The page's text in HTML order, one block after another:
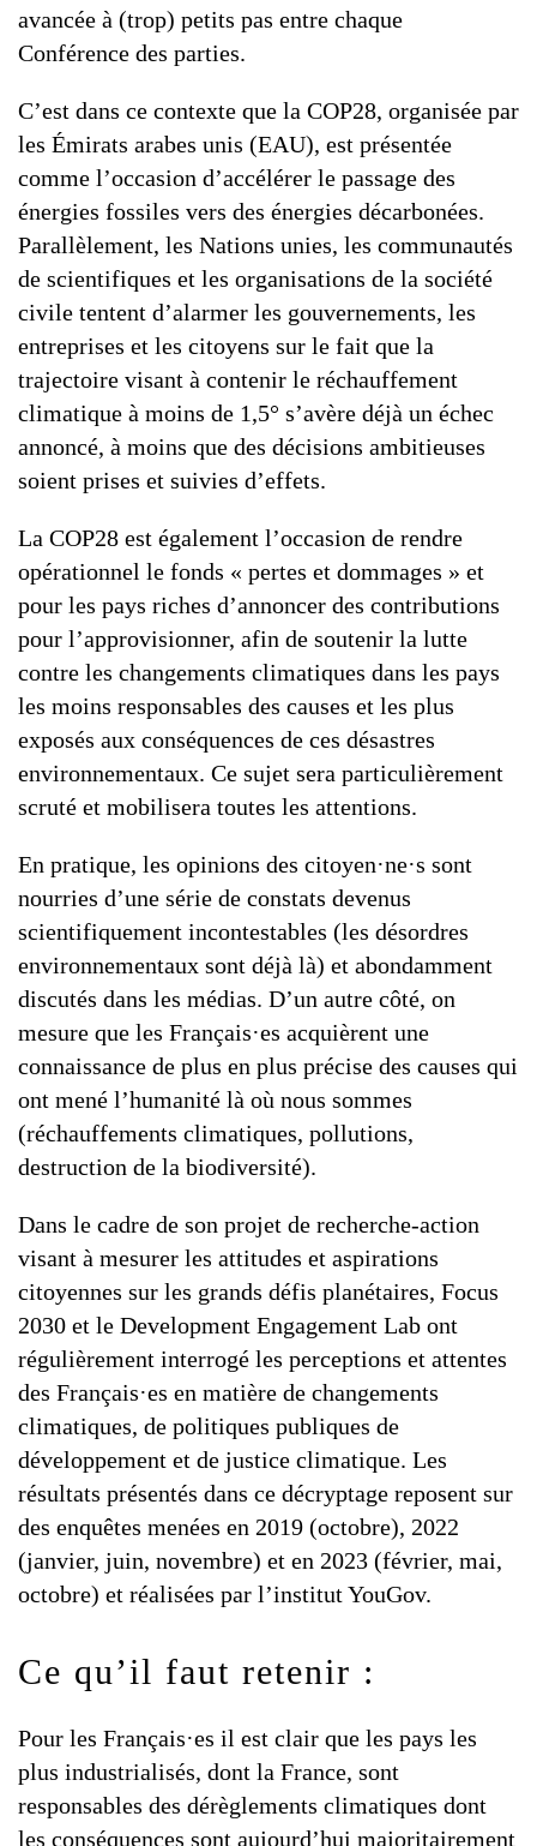
avancée à (trop) petits pas entre chaque
Conférence des parties.
C’est dans ce contexte que la COP28, organisée par
les Émirats arabes unis (EAU), est présentée
comme l’occasion d’accélérer le passage des
énergies fossiles vers des énergies décarbonées.
Parallèlement, les Nations unies, les communautés
de scientifiques et les organisations de la société
civile tentent d’alarmer les gouvernements, les
entreprises et les citoyens sur le fait que la
trajectoire visant à contenir le réchauffement
climatique à moins de 1,5° s’avère déjà un échec
annoncé, à moins que des décisions ambitieuses
soient prises et suivies d’effets.
La COP28 est également l’occasion de rendre
opérationnel le fonds « pertes et dommages » et
pour les pays riches d’annoncer des contributions
pour l’approvisionner, afin de soutenir la lutte
contre les changements climatiques dans les pays
les moins responsables des causes et les plus
exposés aux conséquences de ces désastres
environnementaux. Ce sujet sera particulièrement
scruté et mobilisera toutes les attentions.
En pratique, les opinions des citoyen·ne·s sont
nourries d’une série de constats devenus
scientifiquement incontestables (les désordres
environnementaux sont déjà là) et abondamment
discutés dans les médias. D’un autre côté, on
mesure que les Français·es acquièrent une
connaissance de plus en plus précise des causes qui
ont mené l’humanité là où nous sommes
(réchauffements climatiques, pollutions,
destruction de la biodiversité).
Dans le cadre de son projet de recherche-action
visant à mesurer les attitudes et aspirations
citoyennes sur les grands défis planétaires, Focus
2030 et le Development Engagement Lab ont
régulièrement interrogé les perceptions et attentes
des Français·es en matière de changements
climatiques, de politiques publiques de
développement et de justice climatique. Les
résultats présentés dans ce décryptage reposent sur
des enquêtes menées en 2019 (octobre), 2022
(janvier, juin, novembre) et en 2023 (février, mai,
octobre) et réalisées par l’institut YouGov.
Ce qu’il faut retenir :
Pour les Français·es il est clair que les pays les
plus industrialisés, dont la France, sont
responsables des dérèglements climatiques dont
les conséquences sont aujourd’hui majoritairement